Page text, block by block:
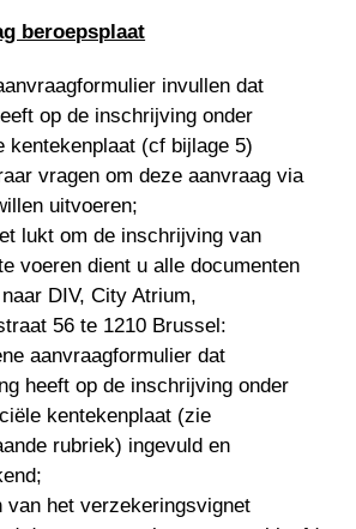
beroepsplaat
invullen dat
op de inschrijving onder
kentekenplaat (cf bijlage 5)
vragen om deze aanvraag via
uitvoeren;
lukt om de inschrijving van
voeren dient u alle documenten
DIV, City Atrium,
56 te 1210 Brussel:
aanvraagformulier dat
heeft op de inschrijving onder
kentekenplaat (zie
rubriek) ingevuld en
van het verzekeringsvignet